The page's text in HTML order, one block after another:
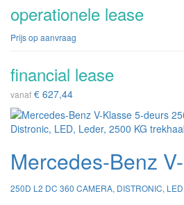
operationele lease
Prijs op aanvraag
financial lease
vanaf € 627,44
Mercedes-Benz